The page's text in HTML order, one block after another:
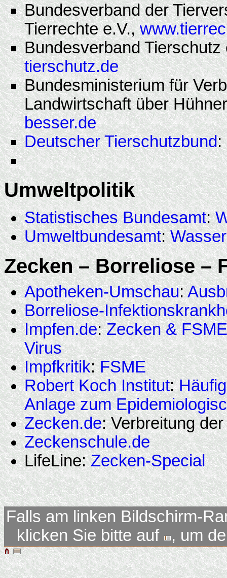
Bundesverband der
Tierrechte e.V.,
Bundesverband
tierschutz.de
Bundesministerium für
Landwirtschaft über
besser.de
Deutscher Tierschutzbund:
Umweltpolitik
Statistisches Bundesamt:
Umweltbundesamt:
Zecken – Borreliose –
Apotheken-Umschau:
Borreliose-
Impfen.de:Zecken & FSME
Virus
Impfkritik:FSME
Robert Koch Institut:
Anlage zum
Zecken.de: Verbreitung
Zeckenschule.de
LifeLine:Zecken-Special
Falls am linken Bildschirm-
klicken Sie bitte auf
, um